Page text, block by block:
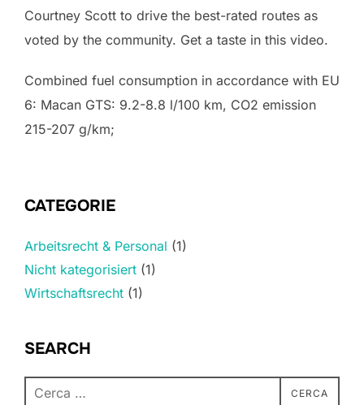
Courtney Scott to drive the best-rated routes as
voted by the community. Get a taste in this video.
Combined fuel consumption in accordance with EU
6: Macan GTS: 9.2-8.8 l/100 km, CO2 emission
215-207 g/km;
CATEGORIE
Arbeitsrecht & Personal (1)
Nicht kategorisiert (1)
Wirtschaftsrecht (1)
SEARCH
CERCA